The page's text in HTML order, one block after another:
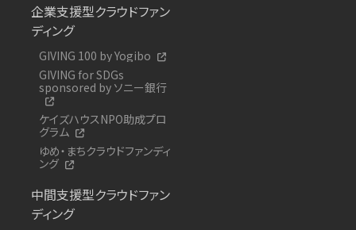
企業支援型クラウドファン
ディング
GIVING 100 by Yogibo
GIVING for SDGs
sponsored by ソニー銀行
ケイズハウスNPO助成プロ
グラム
ゆめ・まちクラウドファンディ
ング
中間支援型クラウドファン
ディング